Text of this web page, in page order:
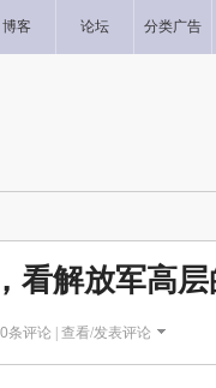
博客 论坛 分类广告
看解放军高
0条评论 | 查看/发表评论